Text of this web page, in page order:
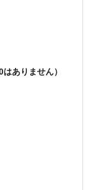
ありません）